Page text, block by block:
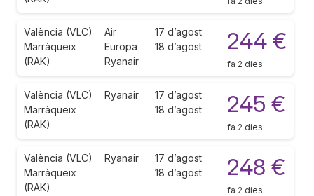
València (VLC)
Marràqueix
(RAK)
Air
Europa
Ryanair
17 d’agost
18 d’agost
244 €
fa 2 dies
València (VLC)
Marràqueix
(RAK)
Ryanair
17 d’agost
18 d’agost
245 €
fa 2 dies
València (VLC)
Marràqueix
(RAK)
Ryanair
17 d’agost
18 d’agost
248 €
fa 2 dies